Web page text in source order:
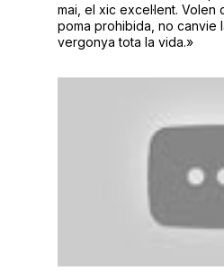
mai, el xic excel·lent.
poma prohibida, no canvie
vergonya tota la vida.»